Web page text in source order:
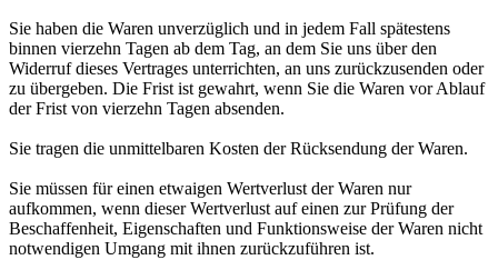
Sie haben die Waren unverzüglich und in jedem Fall spätestens
binnen vierzehn Tagen ab dem Tag, an dem Sie uns über den
Widerruf dieses Vertrages unterrichten, an uns zurückzusenden oder
zu übergeben. Die Frist ist gewahrt, wenn Sie die Waren vor Ablauf
der Frist von vierzehn Tagen absenden.
Sie tragen die unmittelbaren Kosten der Rücksendung der Waren.
Sie müssen für einen etwaigen Wertverlust der Waren nur
aufkommen, wenn dieser Wertverlust auf einen zur Prüfung der
Beschaffenheit, Eigenschaften und Funktionsweise der Waren nicht
notwendigen Umgang mit ihnen zurückzuführen ist.